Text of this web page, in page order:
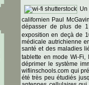
californien Paul
dépasser de plus de
exposition en deçà de
médicale autrichienne
santé et des maladies
tablette en mode Wi-Fi,
déprimer le système
wifiinschools.com qui
été très peu étudiés